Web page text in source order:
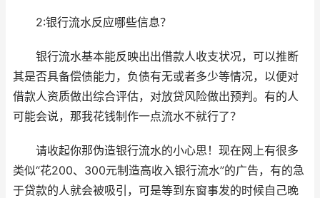
2:银行流水反应哪些信息？
银行流水基本能反映出出借款人收支状况，可以推断
其是否具备偿债能力，负债有无或者多少等情况，以便对
借款人资质做出综合评估，对放贷风险做出预判。有的人
可能会说，那我花钱制作一点流水不就行了？
请收起你那伪造银行流水的小心思！现在网上有很多
类似“花200、300元制造高收入银行流水”的广告，有的急
于贷款的人就会被吸引，可是等到东窗事发的时候自己晚